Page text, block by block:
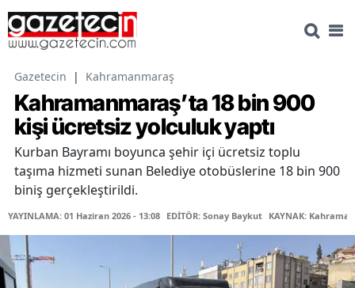
Gazetecin | Kahramanmaraş
Kahramanmaraş’ta 18 bin 900
kişi ücretsiz yolculuk yaptı
Kurban Bayramı boyunca şehir içi ücretsiz toplu
taşıma hizmeti sunan Belediye otobüslerine 18 bin 900
biniş gerçekleştirildi.
YAYINLAMA: 01 Haziran 2026 - 13:08 EDİTÖR: Sonay Baykut KAYNAK: